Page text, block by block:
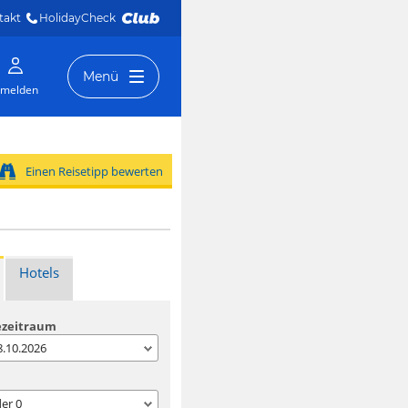
HolidayCheck
Menü
Einen Reisetipp bewerten
Hotels
0